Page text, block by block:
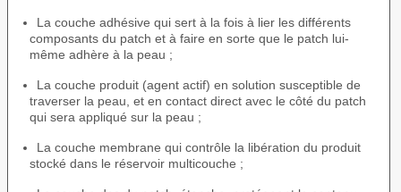
La couche adhésive qui sert à la fois à lier les différents
composants du patch et à faire en sorte que le patch lui-
même adhère à la peau ;
La couche produit (agent actif) en solution susceptible de
traverser la peau, et en contact direct avec le côté du patch
qui sera appliqué sur la peau ;
La couche membrane qui contrôle la libération du produit
stocké dans le réservoir multicouche ;